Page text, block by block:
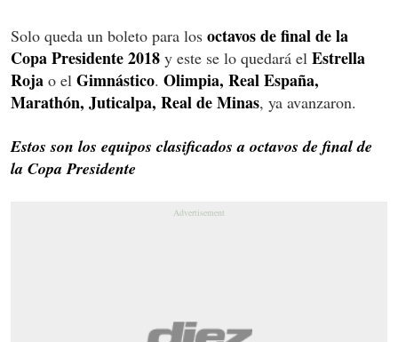
Solo queda un boleto para los octavos de final de la
Copa Presidente 2018 y este se lo quedará el Estrella
Roja o el Gimnástico. Olimpia, Real España,
Marathón, Juticalpa, Real de Minas, ya avanzaron.
Estos son los equipos clasificados a octavos de final de
la Copa Presidente